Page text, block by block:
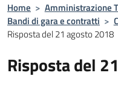
Home > Amministrazione
Bandi di gara e contratti >
Risposta del 21 agosto 2018
Risposta del